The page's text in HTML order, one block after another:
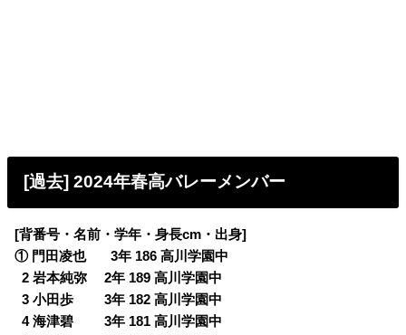
[過去] 2024年春高バレーメンバー
[背番号・名前・学年・身長cm・出身]
① 門田凌也 3年 186 高川学園中
02 岩本純弥 2年 189 高川学園中
03 小田歩 3年 182 高川学園中
04 海津碧 3年 181 高川学園中